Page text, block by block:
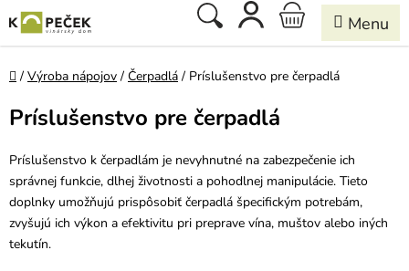
na
obsah
Hľadať
NÁKUPNÝ
KOŠÍK
Domov
/ Výroba nápojov / Čerpadlá / Príslušenstvo pre čerpadlá
Príslušenstvo pre čerpadlá
Príslušenstvo k čerpadlám je nevyhnutné na zabezpečenie ich
správnej funkcie, dlhej životnosti a pohodlnej manipulácie. Tieto
doplnky umožňujú prispôsobiť čerpadlá špecifickým potrebám,
zvyšujú ich výkon a efektivitu pri preprave vína, muštov alebo iných
tekutín.